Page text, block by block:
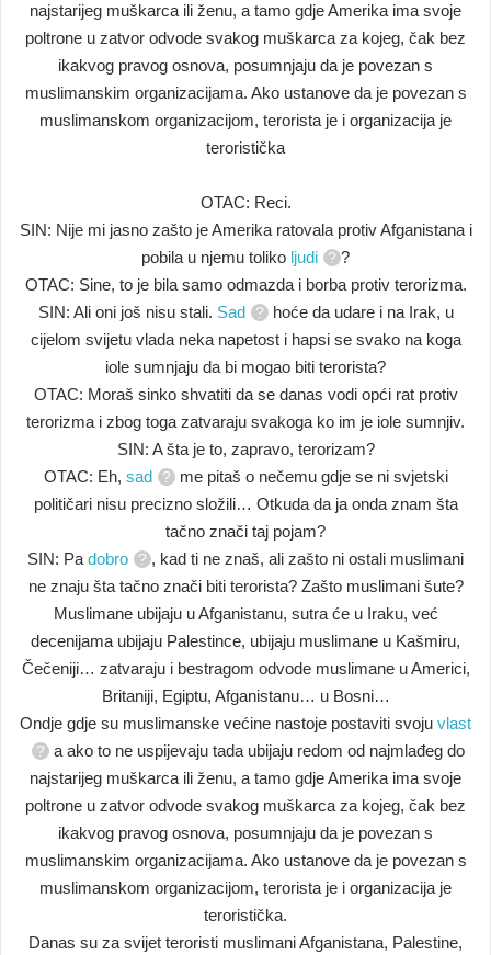
najstarijeg muškarca ili ženu, a tamo gdje Amerika ima svoje
poltrone u zatvor odvode svakog muškarca za kojeg, čak bez
ikakvog pravog osnova, posumnjaju da je povezan s
muslimanskim organizacijama. Ako ustanove da je povezan s
muslimanskom organizacijom, terorista je i organizacija je
teroristička
OTAC: Reci.
SIN: Nije mi jasno zašto je Amerika ratovala protiv Afganistana i
pobila u njemu toliko ljudi
?
OTAC: Sine, to je bila samo odmazda i borba protiv terorizma.
SIN: Ali oni još nisu stali. Sad
hoće da udare i na Irak, u
cijelom svijetu vlada neka napetost i hapsi se svako na koga
iole sumnjaju da bi mogao biti terorista?
OTAC: Moraš sinko shvatiti da se danas vodi opći rat protiv
terorizma i zbog toga zatvaraju svakoga ko im je iole sumnjiv.
SIN: A šta je to, zapravo, terorizam?
OTAC: Eh, sad
me pitaš o nečemu gdje se ni svjetski
političari nisu precizno složili… Otkuda da ja onda znam šta
tačno znači taj pojam?
SIN: Pa dobro
, kad ti ne znaš, ali zašto ni ostali muslimani
ne znaju šta tačno znači biti terorista? Zašto muslimani šute?
Muslimane ubijaju u Afganistanu, sutra će u Iraku, već
decenijama ubijaju Palestince, ubijaju muslimane u Kašmiru,
Čečeniji… zatvaraju i bestragom odvode muslimane u Americi,
Britaniji, Egiptu, Afganistanu… u Bosni…
Ondje gdje su muslimanske većine nastoje postaviti svoju vlast
a ako to ne uspijevaju tada ubijaju redom od najmlađeg do
najstarijeg muškarca ili ženu, a tamo gdje Amerika ima svoje
poltrone u zatvor odvode svakog muškarca za kojeg, čak bez
ikakvog pravog osnova, posumnjaju da je povezan s
muslimanskim organizacijama. Ako ustanove da je povezan s
muslimanskom organizacijom, terorista je i organizacija je
teroristička.
Danas su za svijet teroristi muslimani Afganistana, Palestine,